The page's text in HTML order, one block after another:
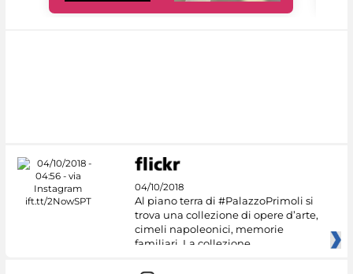
04/10/2018
Al piano terra di #PalazzoPrimoli si
trova una collezione di opere d’arte,
cimeli napoleonici, memorie
familiari. La collezione